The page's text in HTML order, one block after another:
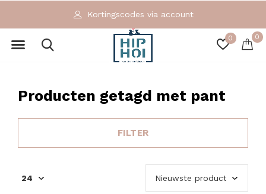
0 0
Kortingscodes via account
Producten getagd met pant
FILTER